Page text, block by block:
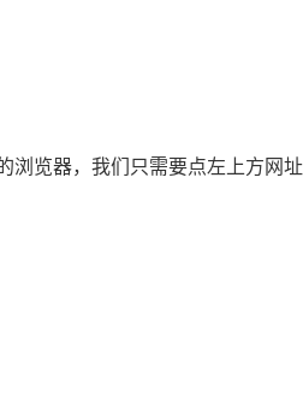
览器，我们只需要点左上方网